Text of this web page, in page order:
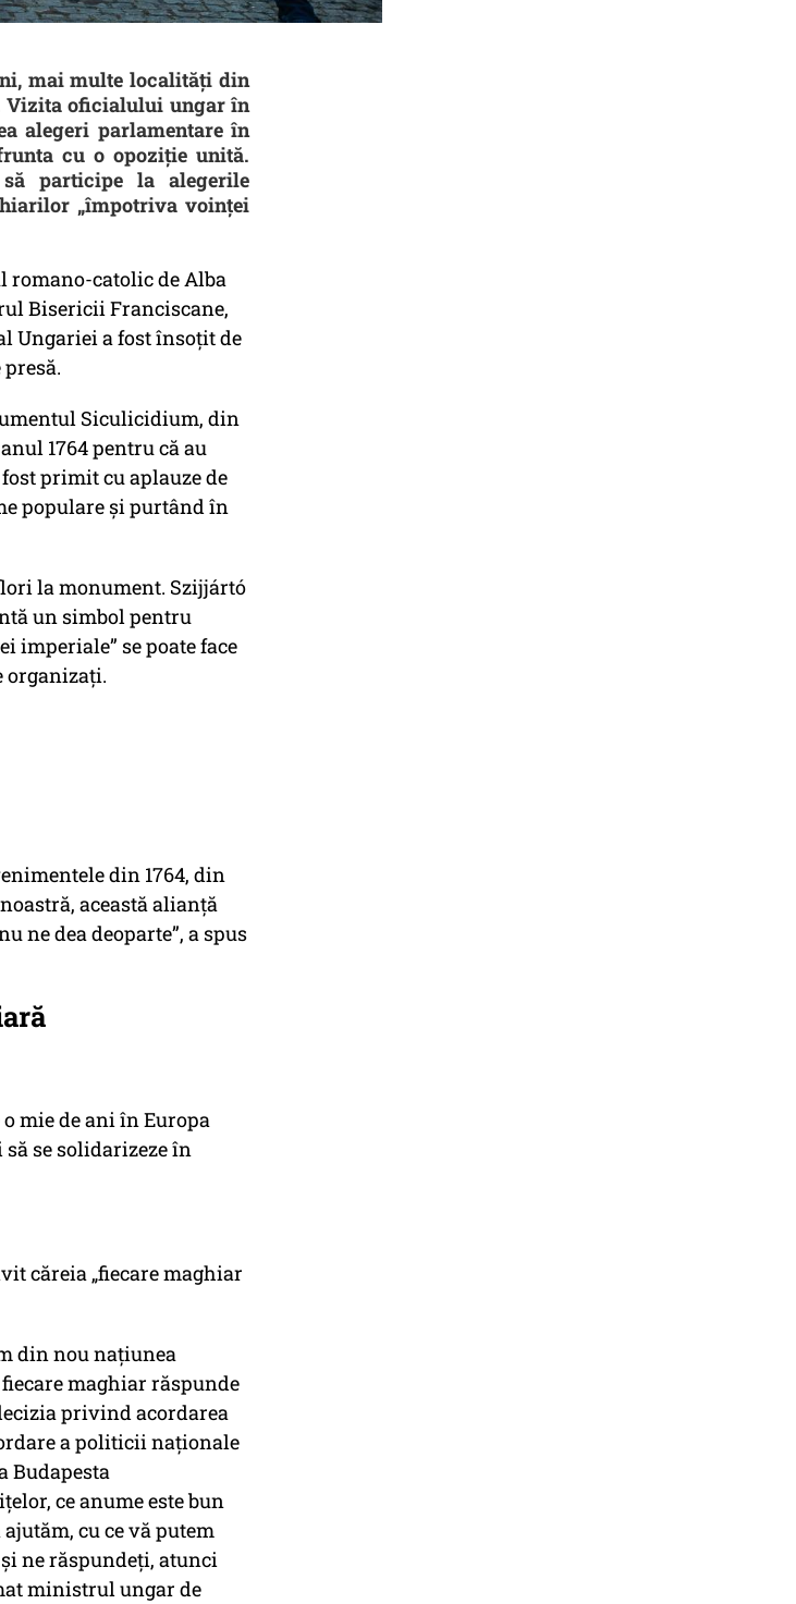
mai multe localități din
Vizita oficialului ungar în
alegeri parlamentare în
cu o opoziție unită.
participe la alegerile
„împotriva voinței
romano-catolic de Alba
Bisericii Franciscane,
Ungariei a fost însoţit de
Siculicidium, din
1764 pentru că au
primit cu aplauze de
populare şi purtând în
la monument. Szijjártó
un simbol pentru
imperiale” se poate face
organizaţi.
din 1764, din
această alianţă
ne dea deoparte”, a spus
mie de ani în Europa
se solidarizeze în
căreia „fiecare maghiar
din nou naţiunea
maghiar răspunde
privind acordarea
a politicii naţionale
Budapesta
ce anume este bun
cu ce vă putem
ne răspundeţi, atunci
ministrul ungar de